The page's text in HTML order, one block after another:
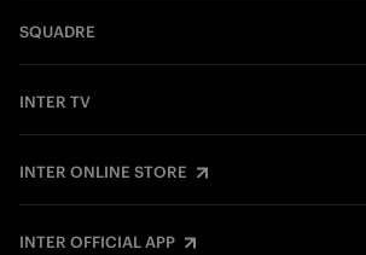
SQUADRE
INTER TV
INTER ONLINE STORE
INTER OFFICIAL APP